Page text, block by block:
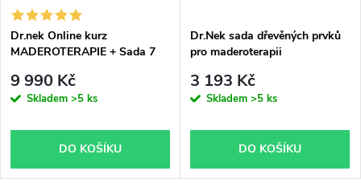
Dr.nek Online kurz
MADEROTERAPIE + Sada 7
online verze
9 990 Kč
Skladem >5 ks
DO KOŠÍKU
Dr.Nek sada dřevěných prvků
pro maderoterapii
3 193 Kč
Skladem >5 ks
DO KOŠÍKU